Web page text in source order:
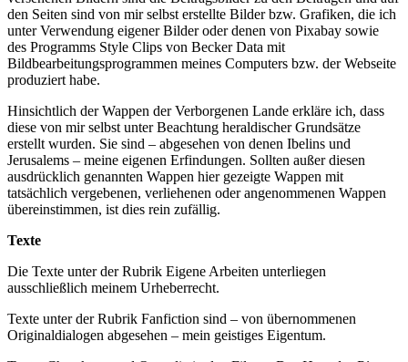
den Seiten sind von mir selbst erstellte Bilder bzw. Grafiken, die ich
unter Verwendung eigener Bilder oder denen von Pixabay sowie
des Programms Style Clips von Becker Data mit
Bildbearbeitungsprogrammen meines Computers bzw. der Webseite
produziert habe.
Hinsichtlich der Wappen der Verborgenen Lande erkläre ich, dass
diese von mir selbst unter Beachtung heraldischer Grundsätze
erstellt wurden. Sie sind – abgesehen von denen Ibelins und
Jerusalems – meine eigenen Erfindungen. Sollten außer diesen
ausdrücklich genannten Wappen hier gezeigte Wappen mit
tatsächlich vergebenen, verliehenen oder angenommenen Wappen
übereinstimmen, ist dies rein zufällig.
Texte
Die Texte unter der Rubrik Eigene Arbeiten unterliegen
ausschließlich meinem Urheberrecht.
Texte unter der Rubrik Fanfiction sind – von übernommenen
Originaldialogen abgesehen – mein geistiges Eigentum.